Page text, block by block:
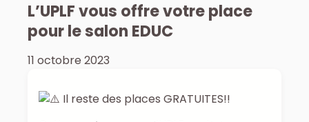
L’UPLF vous offre votre place
pour le salon EDUC
11 octobre 2023
Il reste des places GRATUITES!!